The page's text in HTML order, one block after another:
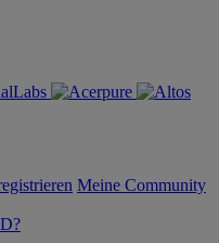
Meine Community